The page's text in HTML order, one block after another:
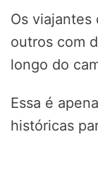
Os viajantes
outros com
longo do
Essa é
históricas